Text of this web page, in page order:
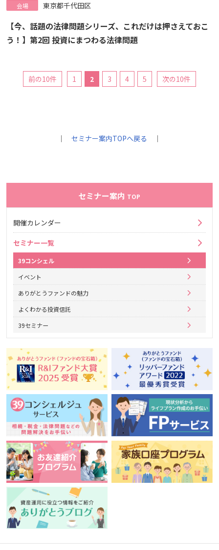
会場 東京都千代田区
【今、話題の法律問題シリーズ、これだけは押さえておこ
う！】第2回 投資にまつわる法律問題
前の10件 1 2 3 4 5 次の10件
｜セミナー案内TOPへ戻る ｜
セミナー案内 TOP
開催カレンダー
セミナー一覧
39コンシェル
イベント
ありがとうファンドの魅力
よくわかる投資信託
39セミナー